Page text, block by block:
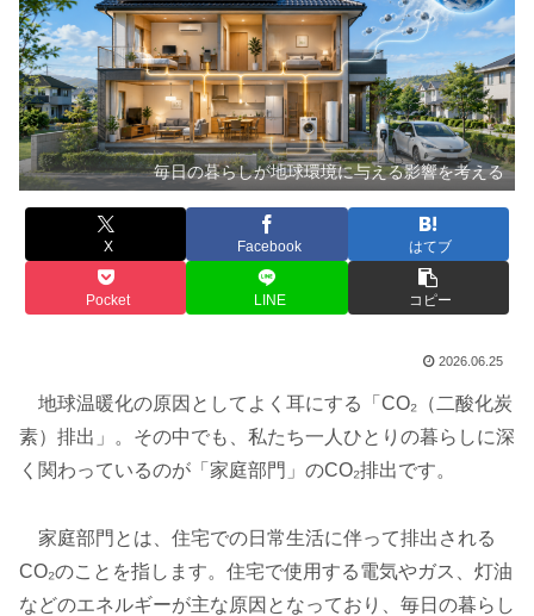
毎日の暮らしが地球環境に与える影響を考える
X Facebook はてブ
Pocket LINE コピー
2026.06.25
地球温暖化の原因としてよく耳にする「CO₂（二酸化炭
素）排出」。その中でも、私たち一人ひとりの暮らしに深
く関わっているのが「家庭部門」のCO₂排出です。
家庭部門とは、住宅での日常生活に伴って排出される
CO₂のことを指します。住宅で使用する電気やガス、灯油
などのエネルギーが主な原因となっており、毎日の暮らし